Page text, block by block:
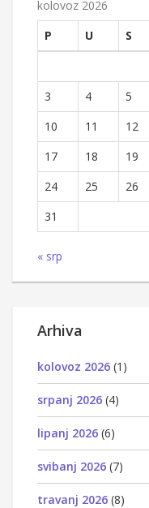
kolovoz 2026
P
U S
3
4 5
10
11 12
17
18 19
24
25 26
31
« srp
Arhiva
kolovoz 2026 (1)
srpanj 2026 (4)
lipanj 2026 (6)
svibanj 2026 (7)
travanj 2026 (8)